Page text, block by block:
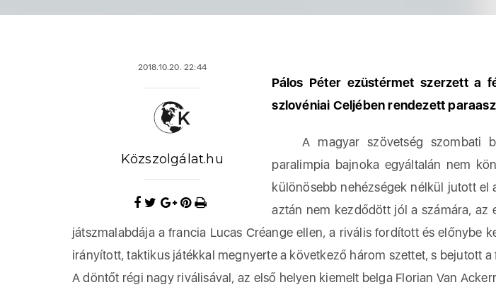
2018.10.20. 22:44
Közszolgálat.hu
Pálos Péter ezüstérmet szerzett a
szlovéniai Celjében rendezett
A magyar szövetség szombati
paralimpia bajnoka egyáltalán nem
különösebb nehézségek nélkül jutott el
aztán nem kezdődött jól a számára, az
játszmalabdája a francia Lucas Créange ellen, a rivális fordított és előnybe
irányított, taktikus játékkal megnyerte a következő három szettet, s bejutott a
A döntőt régi nagy riválisával, az első helyen kiemelt belga Florian Van